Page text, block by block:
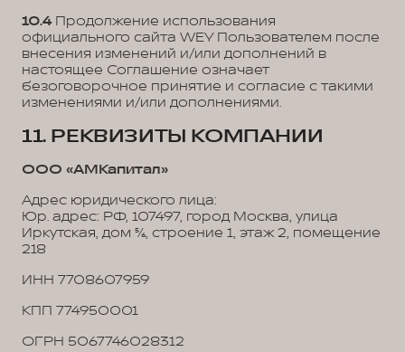
10.4Продолжение использования
официального сайта WEY Пользователем после
внесения изменений и/или дополнений в
настоящее Соглашение означает
безоговорочное принятие и согласие с такими
изменениями и/или дополнениями.
11. РЕКВИЗИТЫ КОМПАНИИ
ООО «АМКапитал»
Адрес юридического лица:
Юр. адрес: РФ, 107497, город Москва, улица
Иркутская, дом 5/6, строение 1, этаж 2, помещение
218
ИНН 7708607959
КПП 774950001
ОГРН 5067746028312